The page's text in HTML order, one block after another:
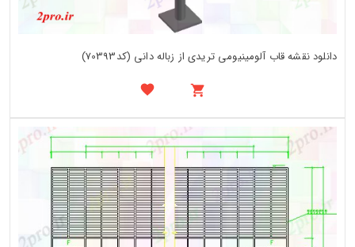
دانلود نقشه قاب آلومینیومی تریدی از زباله دانی (کد70393)